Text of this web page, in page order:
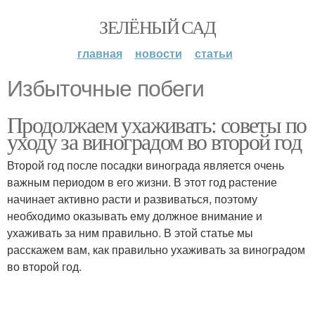
ЗЕЛЁНЫЙ САД
главная новости статьи
Избыточные побеги
Продолжаем ухаживать: советы по
уходу за виноградом во второй год
Второй год после посадки винограда является очень
важным периодом в его жизни. В этот год растение
начинает активно расти и развиваться, поэтому
необходимо оказывать ему должное внимание и
ухаживать за ним правильно. В этой статье мы
расскажем вам, как правильно ухаживать за виноградом
во второй год.